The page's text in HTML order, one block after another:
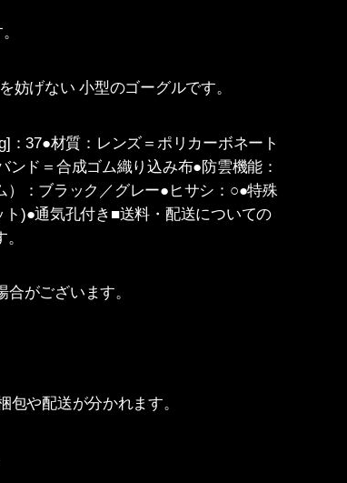
妨げない 小型のゴーグルです。
：37●材質：レンズ＝ポリカーボネート
ド＝合成ゴム織り込み布●防雲機能：
：ブラック／グレー●ヒサシ：○●特殊
)●通気孔付き■送料・配送についての
がございます。
や配送が分かれます。